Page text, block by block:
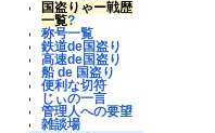
国盗りゃー戦歴
一覧?
称号一覧
鉄道de国盗り
高速de国盗り
船 de 国盗り
便利な切符
じぃの一言
管理人への要望
雑談場